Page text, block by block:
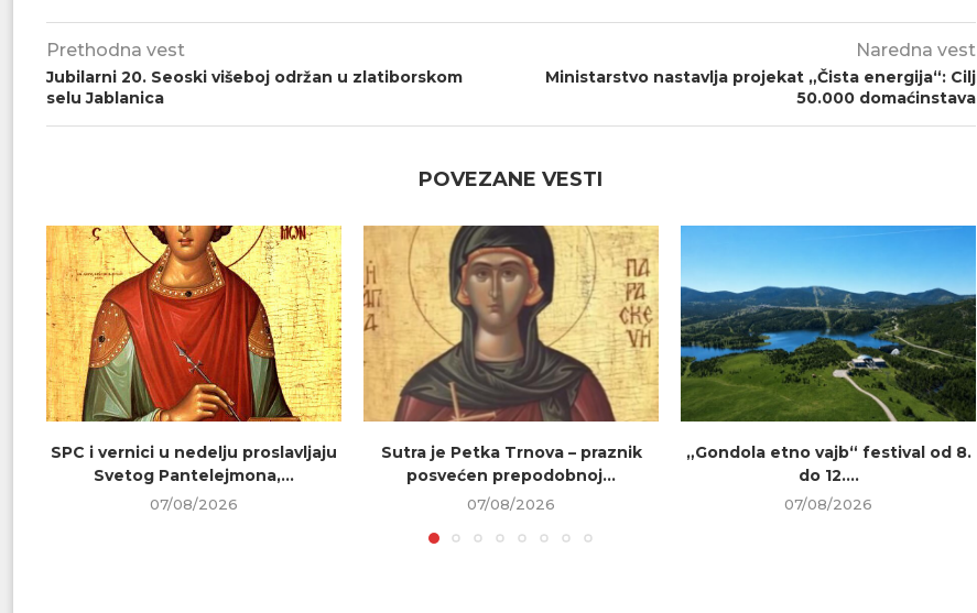
Prethodna vest
Jubilarni 20. Seoski višeboj održan u zlatiborskom
selu Jablanica
Naredna vest
Ministarstvo nastavlja projekat „Čista energija“: Cilj
50.000 domaćinstava
POVEZANE VESTI
SPC i vernici u nedelju proslavljaju
Svetog Pantelejmona,...
07/08/2026
Sutra je Petka Trnova – praznik
posvećen prepodobnoj...
07/08/2026
„Gondola etno vajb“ festival od 8.
do 12....
07/08/2026